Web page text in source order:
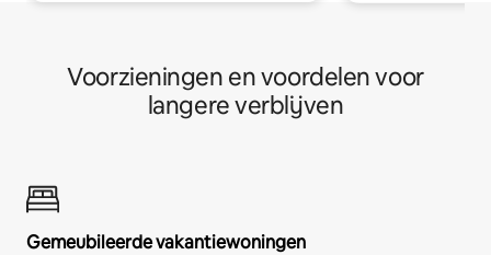
Voorzieningen en voordelen voor
langere verblijven
Gemeubileerde vakantiewoningen